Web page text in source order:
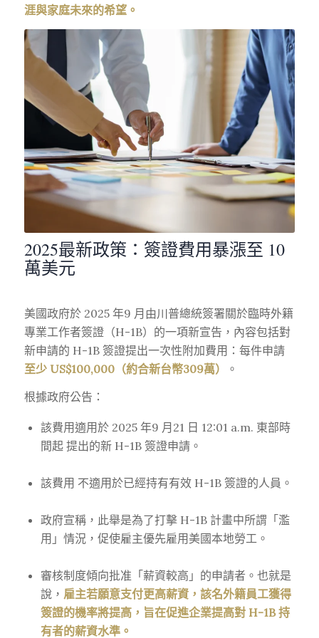
涯與家庭未來的希望。
2025最新政策：簽證費用暴漲至 10
萬美元
美國政府於 2025 年9 月由川普總統簽署關於臨時外籍
專業工作者簽證（H-1B）的一項新宣告，內容包括對
新申請的 H-1B 簽證提出一次性附加費用：每件申請
至少 US$100,000（約合新台幣309萬）
。
根據政府公告：
該費用適用於 2025 年9 月21 日 12:01 a.m. 東部時
間起 提出的新 H-1B 簽證申請。
該費用 不適用於已經持有有效 H-1B 簽證的人員。
政府宣稱，此舉是為了打擊 H-1B 計畫中所謂「濫
用」情況，促使雇主優先雇用美國本地勞工。
審核制度傾向批准「薪資較高」的申請者。也就是
說， 雇主若願意支付更高薪資，該名外籍員工獲得
簽證的機率將提高，旨在促進企業提高對 H-1B 持
有者的薪資水準。